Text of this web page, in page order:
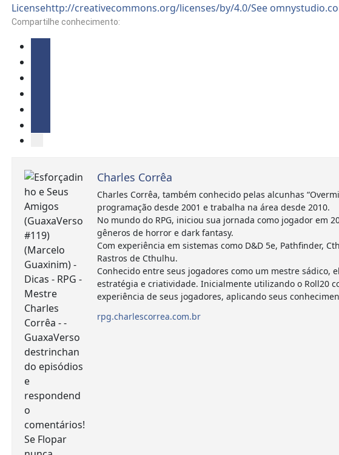
Compartilhe conhecimento:
Charles Corrêa
Charles Corrêa, também conhecido pelas alcunhas
programação desde 2001 e trabalha na área desde 2010.
No mundo do RPG, iniciou sua jornada como jogador em
gêneros de horror e dark fantasy.
Com experiência em sistemas como D&D 5e, Pathfinder,
Rastros de Cthulhu.
Conhecido entre seus jogadores como um mestre sádico,
estratégia e criatividade. Inicialmente utilizando o Roll20
experiência de seus jogadores, aplicando seus
rpg.charlescorrea.com.br